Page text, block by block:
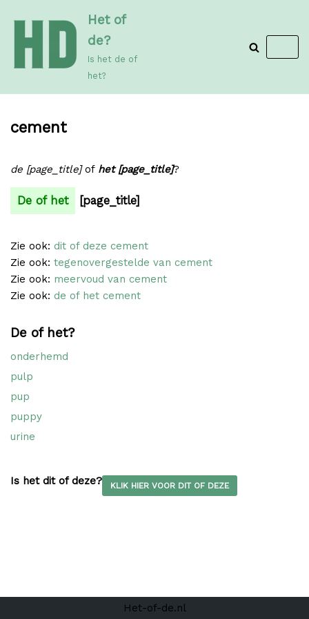
de
inhoud
Het of
de?
Is het de of
het?
cement
de [page_title]of het [page_title]?
De of het [page_title]
Zie ook: dit of deze cement
Zie ook: tegenovergestelde van cement
Zie ook: meervoud van cement
Zie ook: de of het cement
De of het?
onderhemd
pulp
pup
puppy
urine
Is het dit of deze? KLIK HIER VOOR DIT OF DEZE
Het-of-de.nl